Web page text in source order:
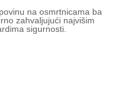
na osmrtnicama ba
zahvaljujući najvišim
sigurnosti.